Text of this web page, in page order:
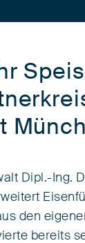
Dipl.-Ing.
den
bereits